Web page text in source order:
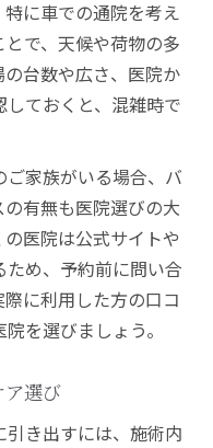
に車での通院を考え
で、天候や荷物の多
台数や広さ、医院か
ておくと、混雑時で
家族がいる場合、バ
有無も医院選びの大
医院は公式サイトや
め、予約前に問い合
に利用した方の口コ
を選びましょう。
ア選び
き出すには、施術内